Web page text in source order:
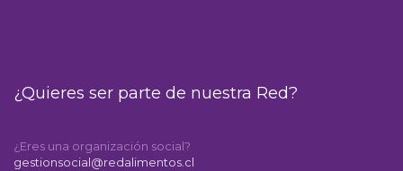
¿Quieres ser parte de nuestra Red?
¿Eres una organización social?
gestionsocial@redalimentos.cl